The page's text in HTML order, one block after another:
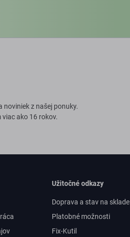
z našej ponuky.
ako 16 rokov.
Užitočné odkazy
Doprava a stav na sklade
Platobné možnosti
Fix-Kutil